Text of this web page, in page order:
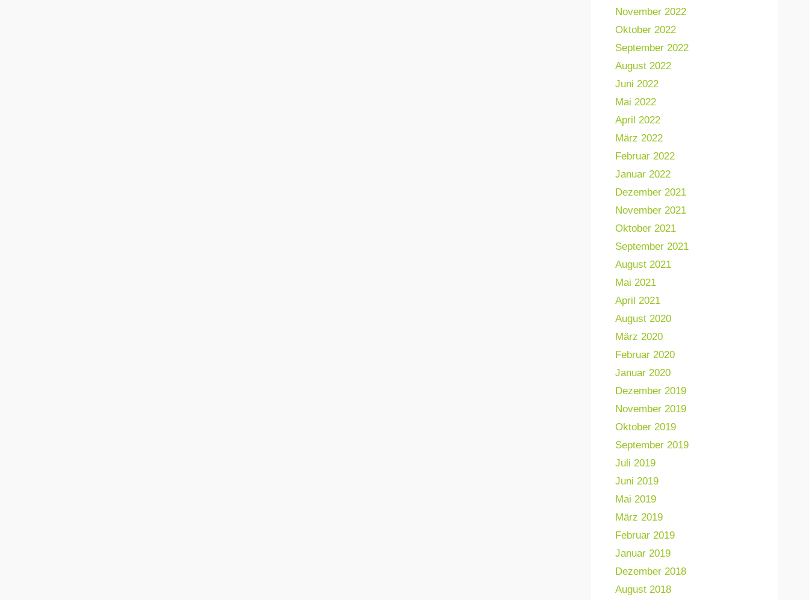
November 2022
Oktober 2022
September 2022
August 2022
Juni 2022
Mai 2022
April 2022
März 2022
Februar 2022
Januar 2022
Dezember 2021
November 2021
Oktober 2021
September 2021
August 2021
Mai 2021
April 2021
August 2020
März 2020
Februar 2020
Januar 2020
Dezember 2019
November 2019
Oktober 2019
September 2019
Juli 2019
Juni 2019
Mai 2019
März 2019
Februar 2019
Januar 2019
Dezember 2018
August 2018